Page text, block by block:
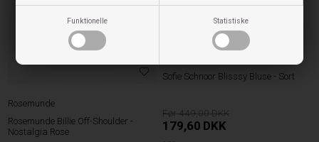
Funktionelle Statistiske
Rosemunde
Rosemunde Billie Off-Shoulder -
Nostalgia Rose
Sofie Schnoor Blisssy Bluse - Sort
449,00
179,60 DKK